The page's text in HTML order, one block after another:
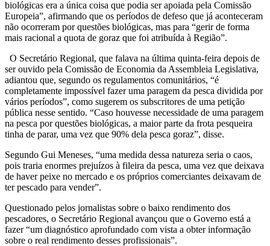
biológicas era a única coisa que podia ser apoiada pela Comissão
Europeia”, afirmando que os períodos de defeso que já aconteceram
não ocorreram por questões biológicas, mas para “gerir de forma
mais racional a quota de goraz que foi atribuída à Região”.
O Secretário Regional, que falava na última quinta-feira depois de
ser ouvido pela Comissão de Economia da Assembleia Legislativa,
adiantou que, segundo os regulamentos comunitários, “é
completamente impossível fazer uma paragem da pesca dividida por
vários períodos”, como sugerem os subscritores de uma petição
pública nesse sentido. “Caso houvesse necessidade de uma paragem
na pesca por questões biológicas, a maior parte da frota pesqueira
tinha de parar, uma vez que 90% dela pesca goraz”, disse.
Segundo Gui Meneses, “uma medida dessa natureza seria o caos,
pois traria enormes prejuízos à fileira da pesca, uma vez que deixava
de haver peixe no mercado e os próprios comerciantes deixavam de
ter pescado para vender”.
Questionado pelos jornalistas sobre o baixo rendimento dos
pescadores, o Secretário Regional avançou que o Governo está a
fazer “um diagnóstico aprofundado com vista a obter informação
sobre o real rendimento desses profissionais”.